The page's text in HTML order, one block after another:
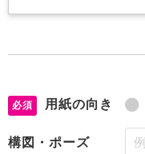
必須 用紙の向き
構図・ポーズ